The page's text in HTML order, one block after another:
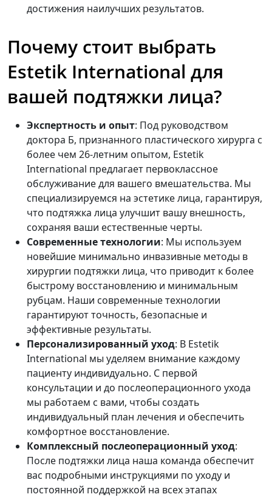
достижения наилучших результатов.
Почему стоит выбрать
Estetik International для
вашей подтяжки лица?
Экспертность и опыт: Под руководством
доктора Б, признанного пластического хирурга с
более чем 26-летним опытом, Estetik
International предлагает первоклассное
обслуживание для вашего вмешательства. Мы
специализируемся на эстетике лица, гарантируя,
что подтяжка лица улучшит вашу внешность,
сохраняя ваши естественные черты.
Современные технологии: Мы используем
новейшие минимально инвазивные методы в
хирургии подтяжки лица, что приводит к более
быстрому восстановлению и минимальным
рубцам. Наши современные технологии
гарантируют точность, безопасные и
эффективные результаты.
Персонализированный уход: В Estetik
International мы уделяем внимание каждому
пациенту индивидуально. С первой
консультации и до послеоперационного ухода
мы работаем с вами, чтобы создать
индивидуальный план лечения и обеспечить
комфортное восстановление.
Комплексный послеоперационный уход:
После подтяжки лица наша команда обеспечит
вас подробными инструкциями по уходу и
постоянной поддержкой на всех этапах